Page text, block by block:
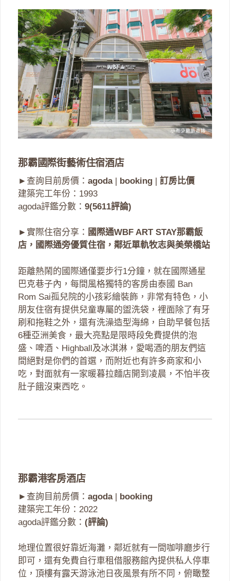
那霸國際街藝術住宿酒店
►查詢目前房價： agoda| booking | 訂房比價
建築完工年份：1993
agoda評鑑分數： 9(5611評論)
►實際住宿分享： 國際通WBF ART STAY那霸飯
店，國際通旁優質住宿，鄰近單軌牧志與美榮橋站
距離熱鬧的國際通僅要步行1分鐘，就在國際通星
巴克巷子內，每間風格獨特的客房由泰國 Ban
Rom Sai孤兒院的小孩彩繪裝飾，非常有特色，小
朋友住宿有提供兒童專屬的盥洗袋，裡面除了有牙
刷和拖鞋之外，還有洗澡造型海綿，自助早餐包括
6種亞洲美食，最大亮點是限時段免費提供的泡
盛、啤酒、Highball及冰淇淋，愛喝酒的朋友們這
間絕對是你們的首選，而附近也有許多商家和小
吃，對面就有一家暖暮拉麵店開到凌晨，不怕半夜
肚子餓沒東西吃。
那霸港客房酒店
►查詢目前房價： agoda| booking
建築完工年份：2022
agoda評鑑分數： (評論)
地理位置很好靠近海灘，鄰近就有一間咖啡廳步行
即可，還有免費自行車租借服務館內提供私人停車
位，頂樓有露天游泳池日夜風景有所不同，俯瞰整